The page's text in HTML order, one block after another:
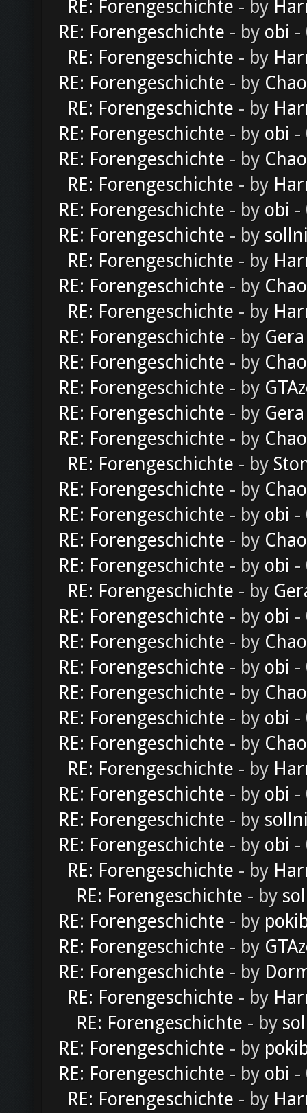
RE: Forengeschichte - by
RE: Forengeschichte - by obi -
RE: Forengeschichte - by
RE: Forengeschichte - by
RE: Forengeschichte - by
RE: Forengeschichte - by obi -
RE: Forengeschichte - by
RE: Forengeschichte - by
RE: Forengeschichte - by obi -
RE: Forengeschichte - by
RE: Forengeschichte - by
RE: Forengeschichte - by
RE: Forengeschichte - by
RE: Forengeschichte - by Gera
RE: Forengeschichte - by
RE: Forengeschichte - by
RE: Forengeschichte - by Gera
RE: Forengeschichte - by
RE: Forengeschichte - by
RE: Forengeschichte - by
RE: Forengeschichte - by obi -
RE: Forengeschichte - by
RE: Forengeschichte - by obi -
RE: Forengeschichte - by
RE: Forengeschichte - by obi -
RE: Forengeschichte - by
RE: Forengeschichte - by obi -
RE: Forengeschichte - by
RE: Forengeschichte - by obi -
RE: Forengeschichte - by
RE: Forengeschichte - by
RE: Forengeschichte - by obi -
RE: Forengeschichte - by
RE: Forengeschichte - by obi -
RE: Forengeschichte - by
RE: Forengeschichte - by
RE: Forengeschichte - by
RE: Forengeschichte - by
RE: Forengeschichte - by
RE: Forengeschichte - by
RE: Forengeschichte - by
RE: Forengeschichte - by
RE: Forengeschichte - by obi -
RE: Forengeschichte - by